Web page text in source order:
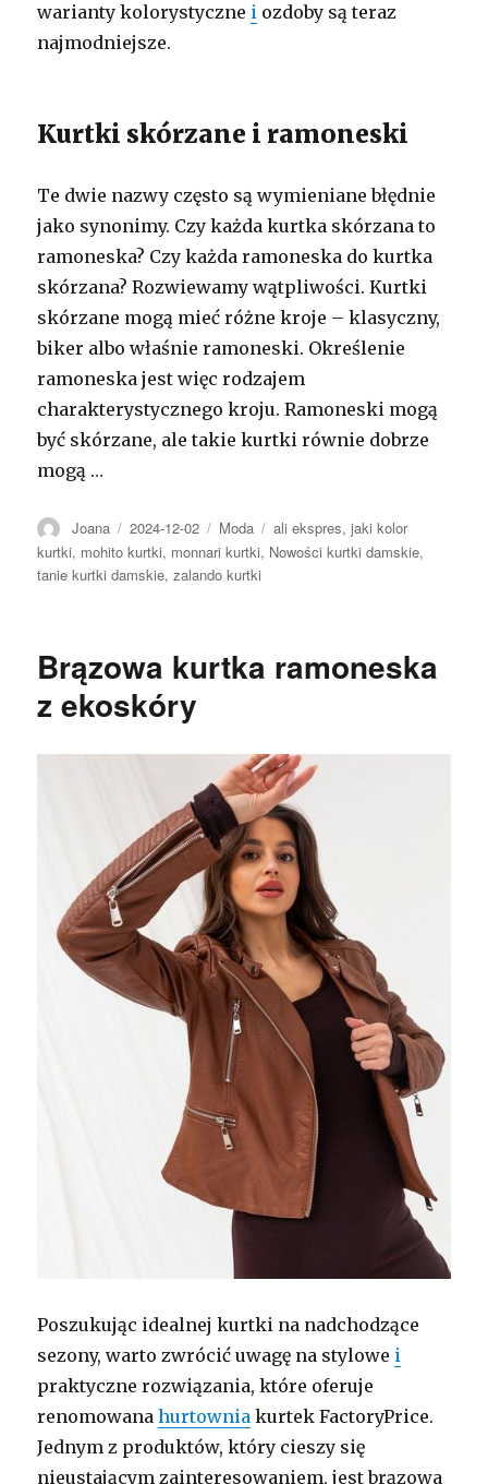
warianty kolorystyczne i ozdoby są teraz
najmodniejsze.
Kurtki skórzane i ramoneski
Te dwie nazwy często są wymieniane błędnie
jako synonimy. Czy każda kurtka skórzana to
ramoneska? Czy każda ramoneska do kurtka
skórzana? Rozwiewamy wątpliwości. Kurtki
skórzane mogą mieć różne kroje – klasyczny,
biker albo właśnie ramoneski. Określenie
ramoneska jest więc rodzajem
charakterystycznego kroju. Ramoneski mogą
być skórzane, ale takie kurtki równie dobrze
mogą …
Autor
Joana Opublikowano
2024-12-02 Kategorie
Moda Tagi
ali ekspres,jaki kolor
kurtki, mohito kurtki, monnari kurtki, Nowości kurtki damskie,
tanie kurtki damskie,zalando kurtki
Brązowa kurtka ramoneska
z ekoskóry
Poszukując idealnej kurtki na nadchodzące
sezony, warto zwrócić uwagę na stylowe i
praktyczne rozwiązania, które oferuje
renomowanahurtownia kurtek FactoryPrice.
Jednym z produktów, który cieszy się
nieustającym zainteresowaniem, jest brązowa